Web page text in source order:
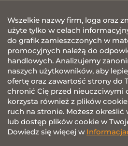
Wszelkie nazwy firm, loga oraz
użyte tylko w celach
do grafik zamieszczonych w
promocyjnych należą do
handlowych. Analizujemy
naszych użytkowników, aby
ofertę oraz zawartość strony do
chronić Cię przed nieuczciwymi
korzysta również z plików
ruch na stronie. Możesz
lub dostęp plików cookie w
Dowiedz się więcej w